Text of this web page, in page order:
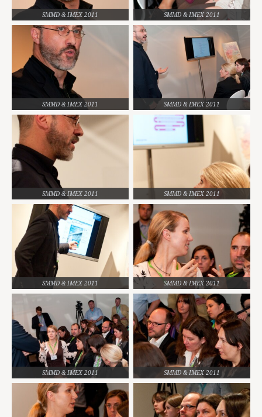
SMMD & IMEX 2011 SMMD & IMEX 2011
SMMD & IMEX 2011 SMMD & IMEX 2011
SMMD & IMEX 2011 SMMD & IMEX 2011
SMMD & IMEX 2011 SMMD & IMEX 2011
SMMD & IMEX 2011 SMMD & IMEX 2011